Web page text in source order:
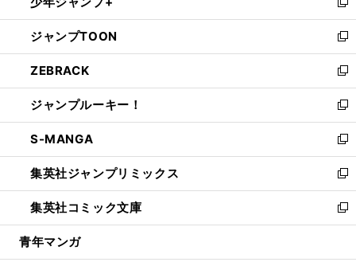
開
く
ド
ウ
で
開
く
ィ
ン
ド
ウ
で
開
く
い
ウ
ィ
ン
ド
ウ
で
開
く
新
し
い
ウ
ィ
ン
ド
ウ
で
開
く
ジャンプTOON
新
し
い
ウ
ィ
ン
ド
ウ
で
開
く
ZEBRACK
新
し
い
ウ
ィ
ン
ド
ウ
で
開
ジャンプルーキー！
新
し
い
ウ
ィ
ン
ド
ウ
開
S-MANGA
新
し
い
ウ
ィ
ン
集英社ジャンプリミックス
新
し
い
ウ
集英社コミック文庫
新
し
青年マンガ